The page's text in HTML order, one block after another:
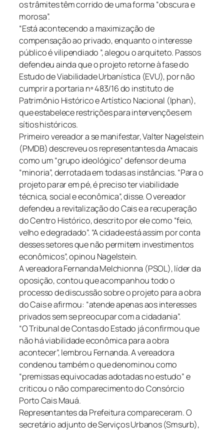
os trâmites têm corrido de uma forma “obscura e
morosa”.
“Está acontecendo a maximização de
compensação ao privado, enquanto o interesse
público é vilipendiado ”, alegou o arquiteto. Passos
defendeu ainda que o projeto retorne à fase do
Estudo de Viabilidade Urbanística (EVU), por não
cumprir a portaria nº 483/16 do instituto de
Patrimônio Histórico e Artístico Nacional (Iphan),
que estabelece restrições para intervenções em
sítios históricos.
Primeiro vereador a se manifestar, Valter Nagelstein
(PMDB) descreveu os representantes da Amacais
como um “grupo ideológico” defensor de uma
“minoria”, derrotada em todas as instâncias. “Para o
projeto parar em pé, é preciso ter viabilidade
técnica, social e econômica”, disse. O vereador
defendeu a revitalização do Cais e a recuperação
do Centro Histórico, descrito por ele como “feio,
velho e degradado”. “A cidade está assim por conta
desses setores que não permitem investimentos
econômicos”, opinou Nagelstein.
A vereadora Fernanda Melchionna (PSOL), líder da
oposição, contou que acompanhou todo o
processo de discussão sobre o projeto para a obra
do Cais e afirmou: “atende apenas aos interesses
privados sem se preocupar com a cidadania”.
“O Tribunal de Contas do Estado já confirmou que
não há viabilidade econômica para a obra
acontecer”, lembrou Fernanda. A vereadora
condenou também o que denominou como
“premissas equivocadas adotadas no estudo” e
criticou o não comparecimento do Consórcio
Porto Cais Mauá.
Representantes da Prefeitura compareceram. O
secretário adjunto de Serviços Urbanos (Smsurb),